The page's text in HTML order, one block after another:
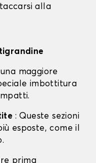
alla
maggiore
imbottitura
: Queste sezioni
esposte, come il
prima